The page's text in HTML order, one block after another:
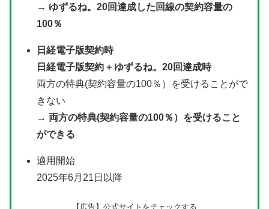
→ ゆずるね。20回達成した回線の契約容量の
100％
日経電子版契約時
日経電子版契約 + ゆずるね。20回達成時
両方の特典(契約容量の100％）を受けることがで
きない
→ 両方の特典(契約容量の100％）を受けること
ができる
適用開始
2025年6月21日以降
【広告】公式サイトをチェックする